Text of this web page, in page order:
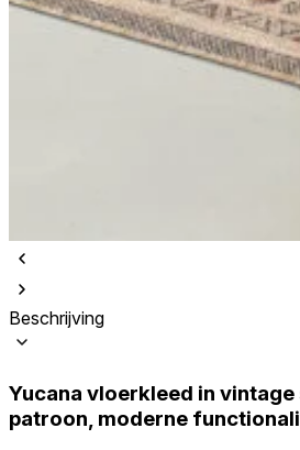
Beschrijving
Yucana vloerkleed in vintage
patroon, moderne